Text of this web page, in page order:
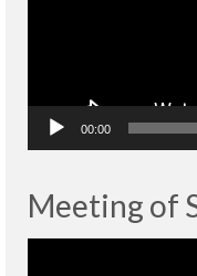
00:00
Meeting of